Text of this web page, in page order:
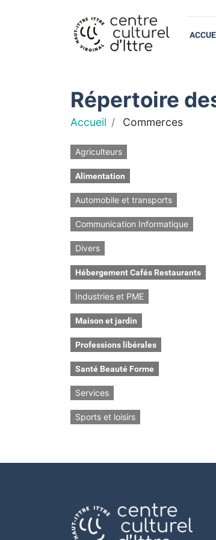
Répertoire
Accueil Commerces
Agriculteurs
Alimentation
Automobile et transports
Communication Informatique
Divers
Hébergement Cafés Restaurants
Industries et PME
Maison et jardin
Professions libérales
Santé Beauté Forme
Services
Sports et loisirs